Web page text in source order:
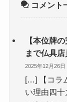
コメント
【本位牌
まで仏具
2025年12月26日
[…] 【コラ
い理由四